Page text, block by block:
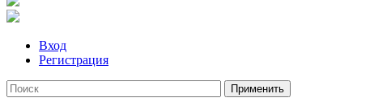
Вход
Регистрация